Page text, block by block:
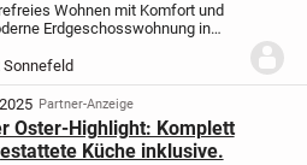
Wohnen mit Komfort und
Erdgeschosswohnung in
Willkommen in Sonnefeld -
Marktgemeinde, die
Sonnefeld
Partner-Anzeige
Oster-Highlight: Komplett
Küche inklusive.